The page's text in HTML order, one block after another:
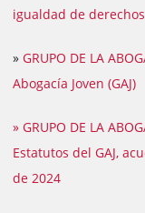
igualdad de
» GRUPO DE LA
Abogacía Joven (GAJ)
» GRUPO DE LA
Estatutos del GAJ,
de 2024